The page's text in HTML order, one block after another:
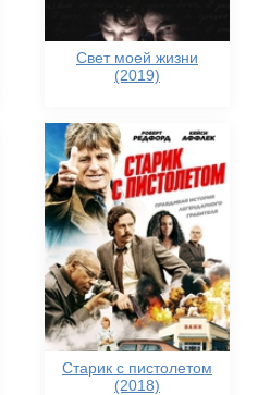
Свет моей жизни
(2019)
Старик с пистолетом
(2018)